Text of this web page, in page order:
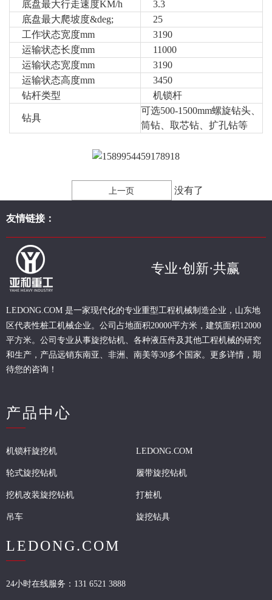
底盘最大行走速度KM/h
3.3
底盘最大爬坡度&deg;
25
工作状态宽度mm
3190
运输状态长度mm
11000
运输状态宽度mm
3190
运输状态高度mm
3450
钻杆类型
机锁杆
钻具
可选500-1500mm螺旋钻头、
筒钻、取芯钻、扩孔钻等
上一页 没有了
友情链接：
专业·创新·共赢
LEDONG.COM 是一家现代化的专业重型工程机械制造企业，山东地
区代表性桩工机械企业。 公司占地面积20000平方米，建筑面积12000
平方米。公司专业从事旋挖钻机、各种液压件及其他工程机械的研究
和生产，产品远销东南亚、非洲、南美等30多个国家。更多详情，期
待您的咨询！
产品中心
机锁杆旋挖机 LEDONG.COM
轮式旋挖钻机 履带旋挖钻机
挖机改装旋挖钻机 打桩机
吊车 旋挖钻具
LEDONG.COM
24小时在线服务：131 6521 3888